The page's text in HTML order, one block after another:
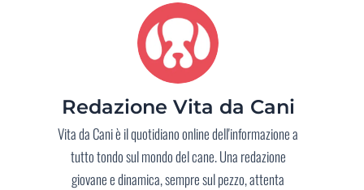
Redazione Vita da Cani
Vita da Cani è il quotidiano online dell'informazione a
tutto tondo sul mondo del cane. Una redazione
giovane e dinamica, sempre sul pezzo, attenta